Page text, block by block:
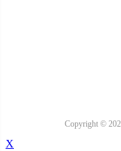
Copyright ©
X